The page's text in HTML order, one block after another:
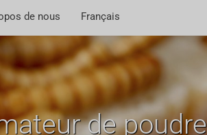
de nous Français
de poudre